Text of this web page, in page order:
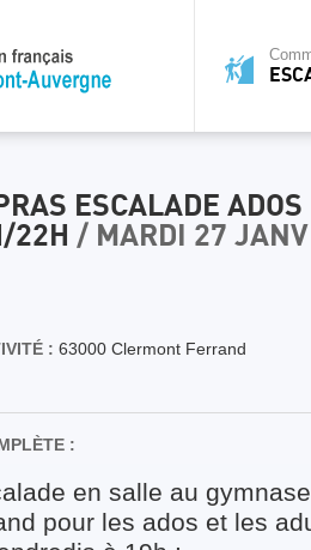
ESCALADE
22H / MARDI 27
: 63000 Clermont Ferrand
:
en salle au
pour les ados et les